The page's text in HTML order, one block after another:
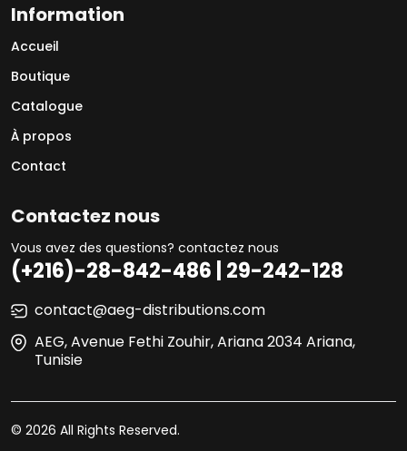
Information
Accueil
Boutique
Catalogue
À propos
Contact
Contactez nous
Vous avez des questions? contactez nous
(+216)-28-842-486 | 29-242-128
contact@aeg-distributions.com
AEG, Avenue Fethi Zouhir, Ariana 2034 Ariana,
Tunisie
© 2026 All Rights Reserved.